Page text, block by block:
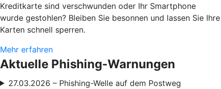
Kreditkarte sind verschwunden oder Ihr Smartphone
wurde gestohlen? Bleiben Sie besonnen und lassen Sie Ihre
Karten schnell sperren.
Mehr erfahren
Aktuelle Phishing-Warnungen
27.03.2026 – Phishing-Welle auf dem Postweg